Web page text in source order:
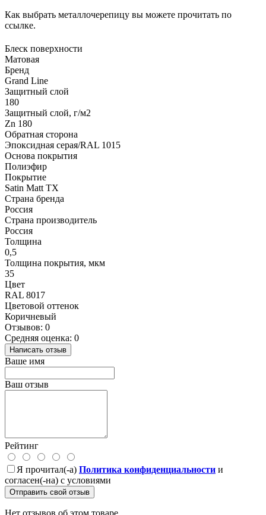
Как выбрать металлочерепицу вы можете прочитать по
ссылке.
Блеск поверхности
Матовая
Бренд
Grand Line
Защитный слой
180
Защитный слой, г/м2
Zn 180
Обратная сторона
Эпоксидная серая/RAL 1015
Основа покрытия
Полиэфир
Покрытие
Satin Matt TX
Страна бренда
Россия
Страна производитель
Россия
Толщина
0,5
Толщина покрытия, мкм
35
Цвет
RAL 8017
Цветовой оттенок
Коричневый
Отзывов: 0
Средняя оценка: 0
Написать отзыв
Ваше имя
Ваш отзыв
Рейтинг
Я прочитал(-а) Политика конфиденциальности и
согласен(-на) с условиями
Отправить свой отзыв